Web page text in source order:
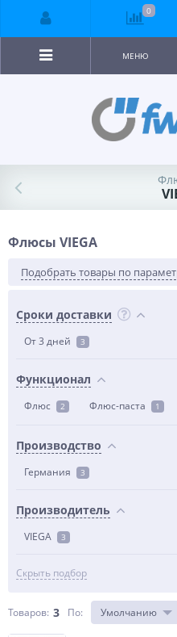
МЕНЮ
Флюсы VIEGA
Подобрать товары по
Сроки доставки
От 3 дней 3
Функционал
Флюс 2 Флюс-паста 1
Производство
Германия 3
Производитель
VIEGA 3
Скрыть подбор
Товаров: 3 По: Умолчанию
0